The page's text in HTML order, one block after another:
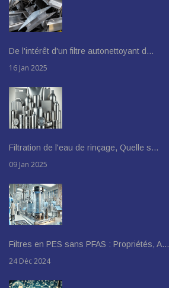
De l'intérêt d'un filtre autonettoyant d…
16 Jan 2025
Filtration de l'eau de rinçage, Quelle s…
09 Jan 2025
Filtres en PES sans PFAS : Propriétés, A…
24 Déc 2024